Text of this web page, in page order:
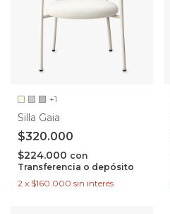
+1
Silla Gaia
$320.000
$224.000 con
Transferencia o depósito
2 x $160.000 sin interés